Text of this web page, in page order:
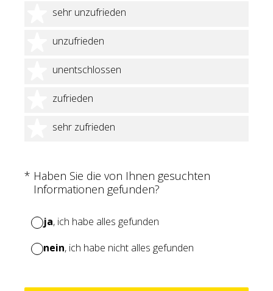
sehr unzufrieden
1 Stern
unzufrieden
2 Sterne
unentschlossen
3 Sterne
zufrieden
4 Sterne
sehr zufrieden
5 Sterne
* Haben Sie die von Ihnen gesuchten
Informationen gefunden?
(Erforderlich.)
ja, ich habe alles gefunden
nein, ich habe nicht alles gefunden